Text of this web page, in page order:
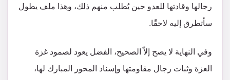
رجالها وقادتها للعدو حين يُطلب منهم ذلك، وهذا ملف يطول
سأتطرق إليه لاحقًا.
وفي النهاية لا يصح إلاّ الصحيح، الفضل يعود لصمود غزة
العزة وثبات رجال مقاومتها وإسناد المحور المبارك لها،